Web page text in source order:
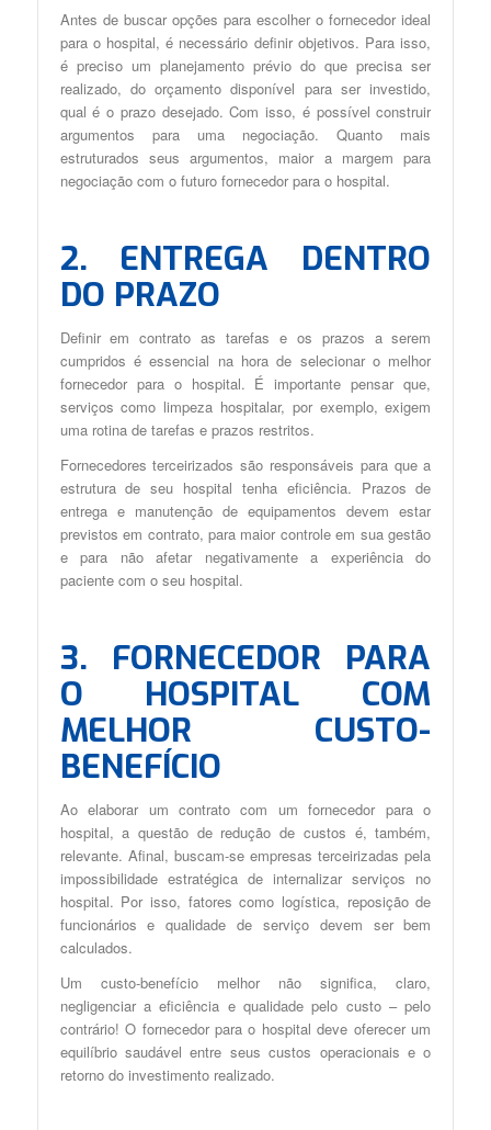
Antes de buscar opções para escolher o fornecedor ideal
para o hospital, é necessário definir objetivos. Para isso,
é preciso um planejamento prévio do que precisa ser
realizado, do orçamento disponível para ser investido,
qual é o prazo desejado. Com isso, é possível construir
argumentos para uma negociação. Quanto mais
estruturados seus argumentos, maior a margem para
negociação com o futuro fornecedor para o hospital.
2. ENTREGA DENTRO
DO PRAZO
Definir em contrato as tarefas e os prazos a serem
cumpridos é essencial na hora de selecionar o melhor
fornecedor para o hospital. É importante pensar que,
serviços como limpeza hospitalar, por exemplo, exigem
uma rotina de tarefas e prazos restritos.
Fornecedores terceirizados são responsáveis para que a
estrutura de seu hospital tenha eficiência. Prazos de
entrega e manutenção de equipamentos devem estar
previstos em contrato, para maior controle em sua gestão
e para não afetar negativamente a experiência do
paciente com o seu hospital.
3. FORNECEDOR PARA
O HOSPITAL COM
MELHOR CUSTO-
BENEFÍCIO
Ao elaborar um contrato com um fornecedor para o
hospital, a questão de redução de custos é, também,
relevante. Afinal, buscam-se empresas terceirizadas pela
impossibilidade estratégica de internalizar serviços no
hospital. Por isso, fatores como logística, reposição de
funcionários e qualidade de serviço devem ser bem
calculados.
Um custo-benefício melhor não significa, claro,
negligenciar a eficiência e qualidade pelo custo – pelo
contrário! O fornecedor para o hospital deve oferecer um
equilíbrio saudável entre seus custos operacionais e o
retorno do investimento realizado.